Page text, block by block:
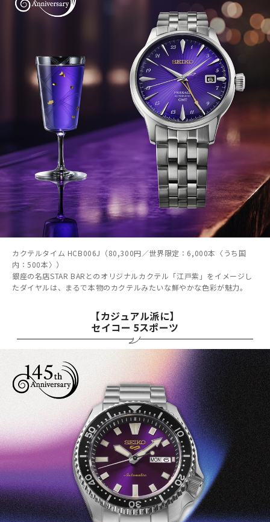
カクテルタイム HCB006J（80,300円／世界限定：6,000本〈うち国
内：500本〉）
銀座の名店STAR BARとのオリジナルカクテル「江戸紫」をイメージし
たダイヤルは、まるで本物のカクテルみたいな鮮やかな色彩が魅力。
【カジュアル派に】
セイコー 5スポーツ